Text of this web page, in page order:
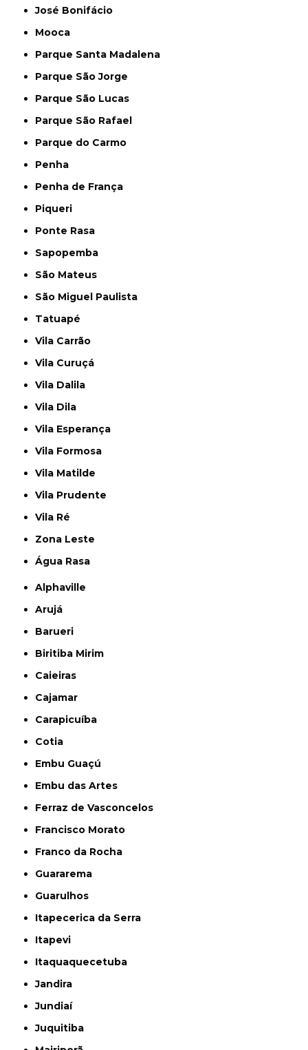
José Bonifácio
Mooca
Parque Santa Madalena
Parque São Jorge
Parque São Lucas
Parque São Rafael
Parque do Carmo
Penha
Penha de França
Piqueri
Ponte Rasa
Sapopemba
São Mateus
São Miguel Paulista
Tatuapé
Vila Carrão
Vila Curuçá
Vila Dalila
Vila Dila
Vila Esperança
Vila Formosa
Vila Matilde
Vila Prudente
Vila Ré
Zona Leste
Água Rasa
Alphaville
Arujá
Barueri
Biritiba Mirim
Caieiras
Cajamar
Carapicuíba
Cotia
Embu Guaçú
Embu das Artes
Ferraz de Vasconcelos
Francisco Morato
Franco da Rocha
Guararema
Guarulhos
Itapecerica da Serra
Itapevi
Itaquaquecetuba
Jandira
Jundiaí
Juquitiba